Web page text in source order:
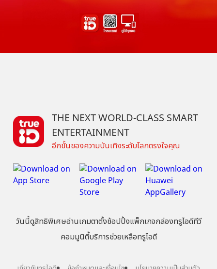
THE NEXT WORLD-CLASS SMART
ENTERTAINMENT
อีกขั้นของความบันเทิงระดับโลกตรงใจคุณ
วันนี้ดูสิทธิพิเศษอ่านเกมตาตั้งช้อปปิ้งแพ็กเกจกล่องทรูไอดีทีวี
คอมมูนิตี้บริการช่วยเหลือทรูไอดี